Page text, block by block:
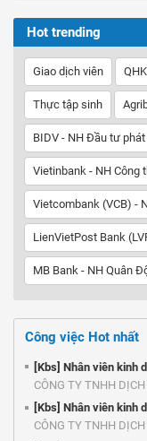
Hot trending
Giao dịch viên
Thực tập sinh
BIDV - NH Đầu tư
Vietinbank - NH Công
Vietcombank (VCB) -
LienVietPost Bank
MB Bank - NH Quân
Công việc Hot nhất
[Kbs] Nhân viên kinh
CÔNG TY TNHH
[Kbs] Nhân viên kinh
CÔNG TY TNHH